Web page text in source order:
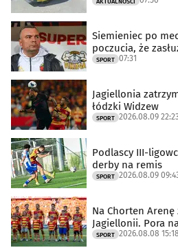
Siemieniec po
poczucia, że
SPORT 07:31
Jagiellonia
łódzki Widzew
SPORT 2026.08.09
Podlascy III-
derby na remis
SPORT 2026.08.09
Na Chorten
Jagiellonii. Pora
SPORT 2026.08.08 15:18